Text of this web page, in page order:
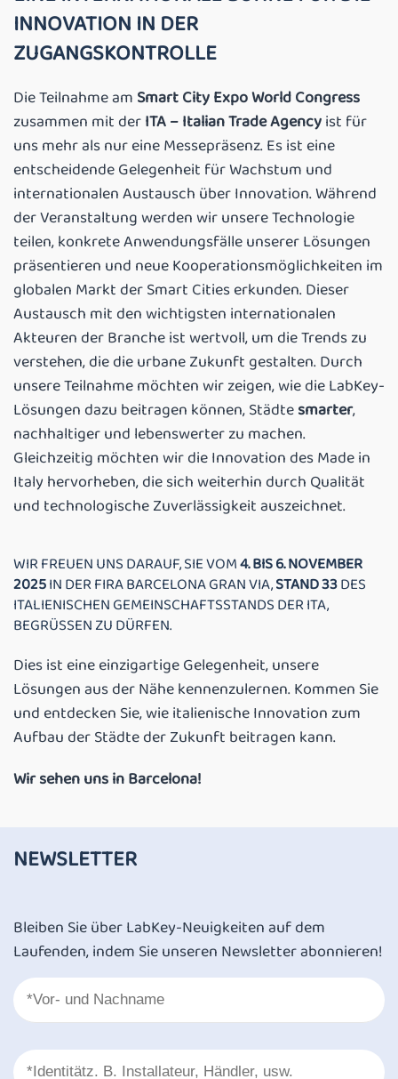
INNOVATION IN DER
ZUGANGSKONTROLLE
Die Teilnahme am Smart City Expo World Congress
zusammen mit derITA – Italian Trade Agencyist für
uns mehr als nur eine Messepräsenz. Es ist eine
entscheidende Gelegenheit für Wachstum und
internationalen Austausch über Innovation. Während
der Veranstaltung werden wir unsere Technologie
teilen, konkrete Anwendungsfälle unserer Lösungen
präsentieren und neue Kooperationsmöglichkeiten im
globalen Markt der Smart Cities erkunden. Dieser
Austausch mit den wichtigsten internationalen
Akteuren der Branche ist wertvoll, um die Trends zu
verstehen, die die urbane Zukunft gestalten. Durch
unsere Teilnahme möchten wir zeigen, wie die LabKey-
Lösungen dazu beitragen können, Städtesmarter,
nachhaltiger und lebenswerter zu machen.
Gleichzeitig möchten wir die Innovation des Made in
Italy hervorheben, die sich weiterhin durch Qualität
und technologische Zuverlässigkeit auszeichnet.
WIR FREUEN UNS DARAUF, SIE VOM4. BIS 6. NOVEMBER
2025IN DER FIRA BARCELONA GRAN VIA,STAND 33DES
ITALIENISCHEN GEMEINSCHAFTSSTANDS DER ITA,
BEGRÜSSEN ZU DÜRFEN.
Dies ist eine einzigartige Gelegenheit, unsere
Lösungen aus der Nähe kennenzulernen. Kommen Sie
und entdecken Sie, wie italienische Innovation zum
Aufbau der Städte der Zukunft beitragen kann.
Wir sehen uns in Barcelona!
NEWSLETTER
Bleiben Sie über LabKey-Neuigkeiten auf dem
Laufenden, indem Sie unseren Newsletter abonnieren!